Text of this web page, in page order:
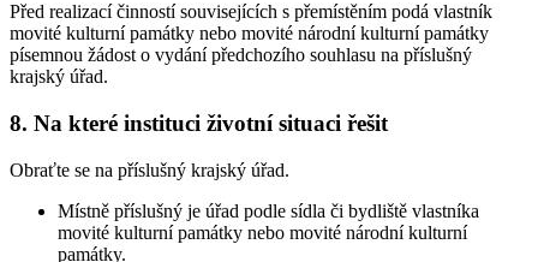
Před realizací činností souvisejících s přemístěním podá vlastník
movité kulturní památky nebo movité národní kulturní památky
písemnou žádost o vydání předchozího souhlasu na příslušný
krajský úřad.
8. Na které instituci životní situaci řešit
Obraťte se na příslušný krajský úřad.
Místně příslušný je úřad podle sídla či bydliště vlastníka
movité kulturní památky nebo movité národní kulturní
památky.